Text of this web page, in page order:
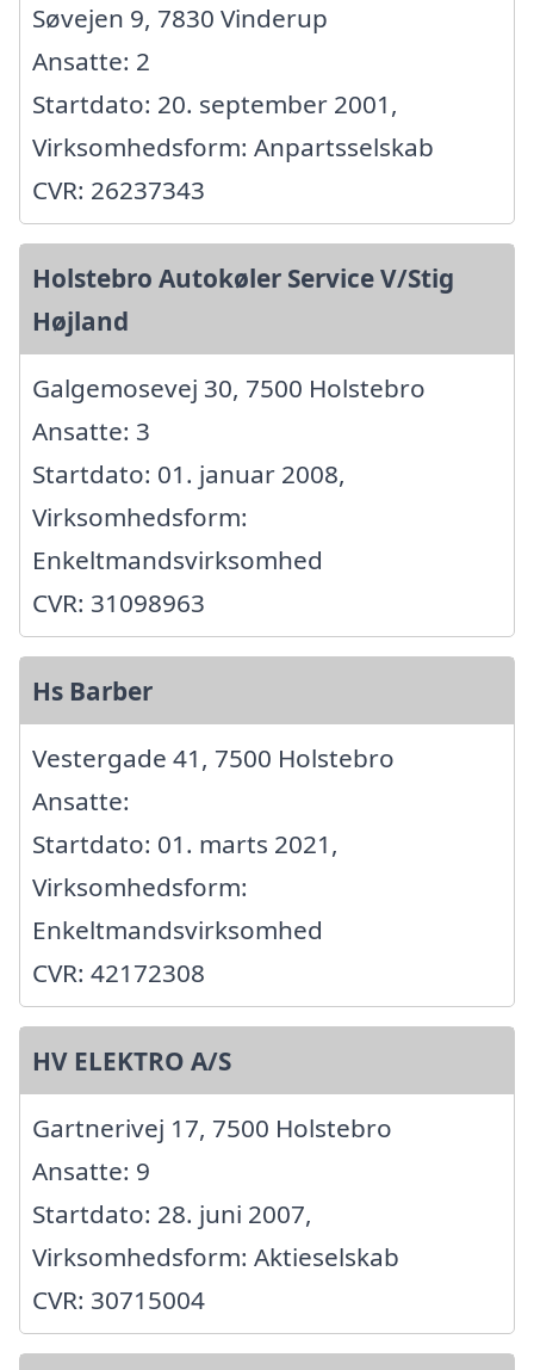
Søvejen 9, 7830 Vinderup
Ansatte: 2
Startdato: 20. september 2001,
Virksomhedsform: Anpartsselskab
CVR: 26237343
Holstebro Autokøler Service V/Stig
Højland
Galgemosevej 30, 7500 Holstebro
Ansatte: 3
Startdato: 01. januar 2008,
Virksomhedsform:
Enkeltmandsvirksomhed
CVR: 31098963
Hs Barber
Vestergade 41, 7500 Holstebro
Ansatte:
Startdato: 01. marts 2021,
Virksomhedsform:
Enkeltmandsvirksomhed
CVR: 42172308
HV ELEKTRO A/S
Gartnerivej 17, 7500 Holstebro
Ansatte: 9
Startdato: 28. juni 2007,
Virksomhedsform: Aktieselskab
CVR: 30715004